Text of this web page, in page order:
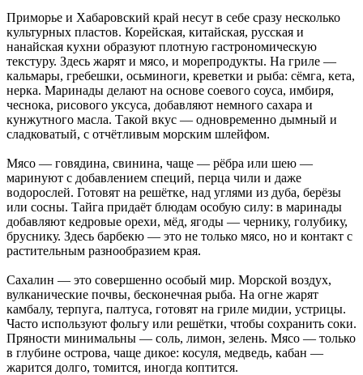
Приморье и Хабаровский край несут в себе сразу несколько
культурных пластов. Корейская, китайская, русская и
нанайская кухни образуют плотную гастрономическую
текстуру. Здесь жарят и мясо, и морепродукты. На гриле —
кальмары, гребешки, осьминоги, креветки и рыба: сёмга, кета,
нерка. Маринады делают на основе соевого соуса, имбиря,
чеснока, рисового уксуса, добавляют немного сахара и
кунжутного масла. Такой вкус — одновременно дымный и
сладковатый, с отчётливым морским шлейфом.
Мясо — говядина, свинина, чаще — рёбра или шею —
маринуют с добавлением специй, перца чили и даже
водорослей. Готовят на решётке, над углями из дуба, берёзы
или сосны. Тайга придаёт блюдам особую силу: в маринады
добавляют кедровые орехи, мёд, ягоды — чернику, голубику,
бруснику. Здесь барбекю — это не только мясо, но и контакт с
растительным разнообразием края.
Сахалин — это совершенно особый мир. Морской воздух,
вулканические почвы, бесконечная рыба. На огне жарят
камбалу, терпуга, палтуса, готовят на гриле мидии, устрицы.
Часто используют фольгу или решётки, чтобы сохранить соки.
Пряности минимальны — соль, лимон, зелень. Мясо — только
в глубине острова, чаще дикое: косуля, медведь, кабан —
жарится долго, томится, иногда коптится.